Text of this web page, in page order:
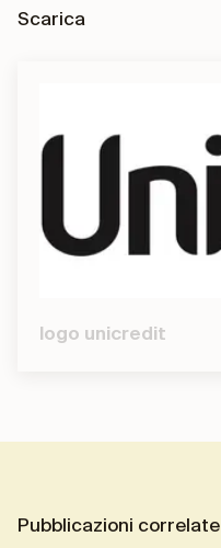
Scarica
logo unicredit
Pubblicazioni correlate